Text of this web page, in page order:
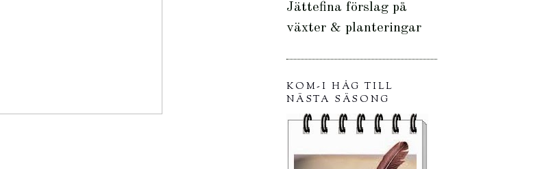
Jättefina förslag på
växter & planteringar
KOM-I HÅG TILL
NÄSTA SÄSONG